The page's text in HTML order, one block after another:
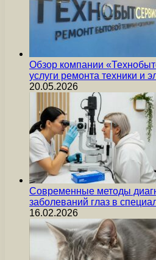
Обзор компании
услуги ремонта техники и
20.05.2026
Современные методы
заболеваний глаз в
16.02.2026